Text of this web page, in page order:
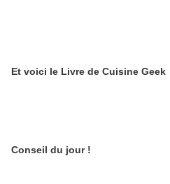
Et voici le Livre de Cuisine Geek
Conseil du jour !